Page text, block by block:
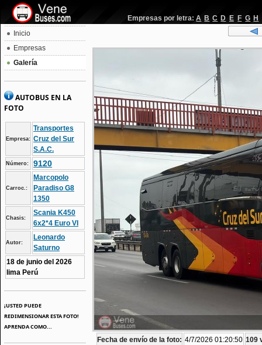
Empresas por letra: A B C D E F G H
Inicio
Empresas
Galería
AUTOBUS EN LA
FOTO
Empresa:
Transportes
Cruz del Sur
S.A.C.
Número: 9120
Carroc.:
Marcopolo
Paradiso G8
1350
Chasis:
Scania K450
6x2*4 Euro VI
Autor:
Leonardo
Saturno
18 de junio del 2026
lima Perú
¡USTED PUEDE
REDIMENSIONAR ESTA FOTO!
APRENDA COMO...
Fecha de envío de la foto: 4/7/2026 01:20:50 109